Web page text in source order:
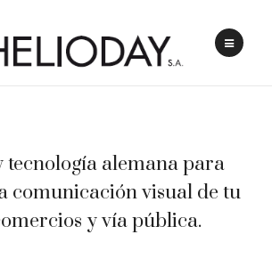
tecnología alemana para
comunicación visual de tu
y vía pública.